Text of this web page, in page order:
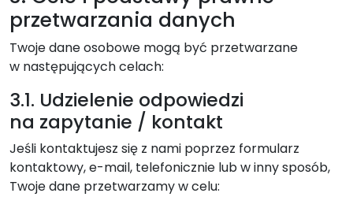
przetwarzania danych
Twoje dane osobowe mogą być przetwarzane
w następujących celach:
3.1. Udzielenie odpowiedzi
na zapytanie / kontakt
Jeśli kontaktujesz się z nami poprzez formularz
kontaktowy, e-mail, telefonicznie lub w inny sposób,
Twoje dane przetwarzamy w celu: